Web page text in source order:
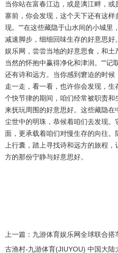
当你站在富春江边，或是漓江畔，
寨前，你会发现，这个天下还有这
现。""在这些藏隐于山水间的小城里
减速脚步，细细回味生存的好意思
娱乐网，尝尝当地的好意思食，和
当然的怀抱中赢得净化和津润。""记
还有诗和远方。当你感到窘迫的时
走一走，看一看，也许你会发现，
个快节律的期间，咱们经常被职责
来抚玩周围的好意思好。这些藏隐
尘世中的明珠，恭候着咱们去发现
面，更承载着咱们对慢生存的向往
上行囊，踏上寻找诗和远方的旅程
方的那份宁静与好意思好。
上一篇： 九游体育娱乐网全球联合
古渔村-九游体育(JIUYOU) 中国大陆